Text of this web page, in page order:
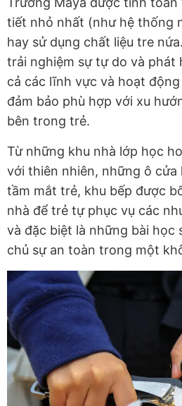
tiết nhỏ nhất (như hệ thống
hay sử dụng chất liệu tre
trải nghiệm sự tự do và phát
cả các lĩnh vực và hoạt
đảm bảo phù hợp với xu
bên trong trẻ.
Từ những khu nhà lớp học
với thiên nhiên, những ô cửa
tầm mắt trẻ, khu bếp được
nhà để trẻ tự phục vụ các
và đặc biệt là những bài học
chủ sự an toàn trong một